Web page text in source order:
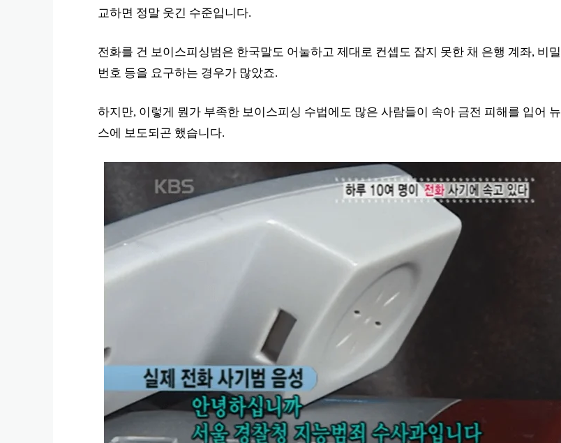
교하면 정말 웃긴 수준입니다.
전화를 건 보이스피싱범은 한국말도 어눌하고 제대로 컨셉도 잡지 못한 채 은행 계좌, 비밀
번호 등을 요구하는 경우가 많았죠.
하지만, 이렇게 뭔가 부족한 보이스피싱 수법에도 많은 사람들이 속아 금전 피해를 입어 뉴
스에 보도되곤 했습니다.